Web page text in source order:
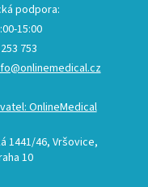
podpora:
15:00
753
OnlineMedical
1441/46, Vršovice,
10